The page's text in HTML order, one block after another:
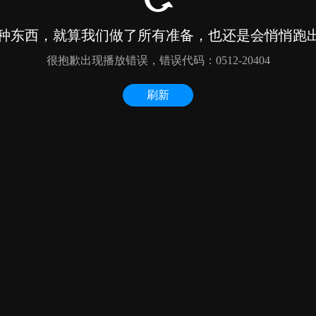
东西，就算我们做了所有准备，也还是会悄悄跑
很抱歉出现播放错误，错误代码：0512-20404
刷新